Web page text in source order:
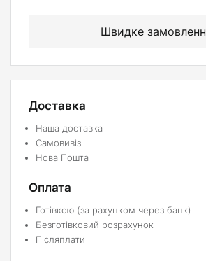
Швидке
Доставка
Наша доставка
Самовивіз
Нова Пошта
Оплата
Готівкою (за рахунком через банк)
Безготівковий розрахунок
Післяплати